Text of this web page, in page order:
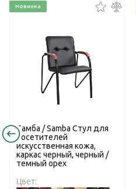
Новинка
Самба / Samba Стул для
посетителей
искусственная кожа,
каркас черный, черный /
темный орех
Цвет: